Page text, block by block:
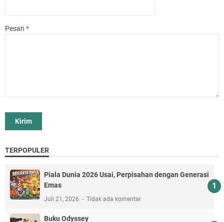
Pesan *
TERPOPULER
Piala Dunia 2026 Usai, Perpisahan dengan Generasi
Emas
Juli 21, 2026 Tidak ada komentar
Buku Odyssey